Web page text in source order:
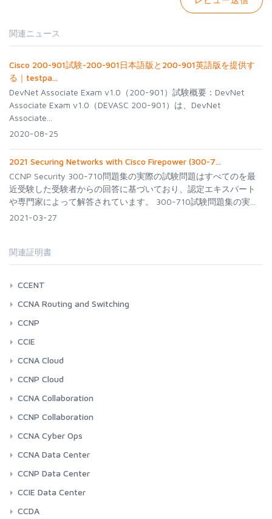
関連ニュース
Cisco 200-901試験-200-901日本語版と200-901英語版を提供す
る｜testpa...
DevNet Associate Exam v1.0（200-901）試験概要：DevNet
Associate Exam v1.0（DEVASC 200-901）は、DevNet
Associate...
2020-08-25
2021 Securing Networks with Cisco Firepower (300-7...
CCNP Security 300-710問題集の実際の試験問題はすべてのを最
近受験した受験者からの回答に基づいており、認定エキスパート
や専門家によって解答されています。 300-710試験問題集の実...
2021-03-27
関連証明書
CCENT
CCNA Routing and Switching
CCNP
CCIE
CCNA Cloud
CCNP Cloud
CCNA Collaboration
CCNP Collaboration
CCNA Cyber Ops
CCNA Data Center
CCNP Data Center
CCIE Data Center
CCDA